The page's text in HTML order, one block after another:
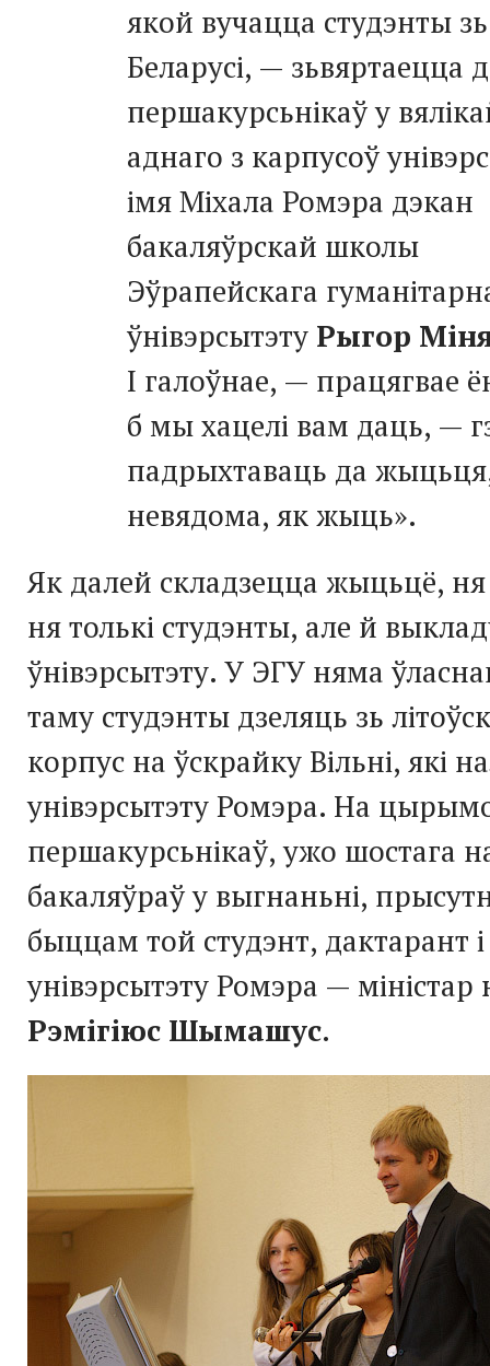
якой вучацца студэнты зь
Беларусі, — зьвяртаецца
першакурсьнікаў у
аднаго з карпусоў
імя Міхала Ромэра дэкан
бакаляўрскай школы
Эўрапейскага
ўнівэрсытэту Рыгор
І галоўнае, — працягвае
б мы хацелі вам даць, —
падрыхтаваць да
невядома, як жыць».
Як далей складзецца жыцьцё,
ня толькі студэнты, але й
ўнівэрсытэту. У ЭГУ няма
таму студэнты дзеляць зь
корпус на ўскрайку Вільні, які
унівэрсытэту Ромэра. На
першакурсьнікаў, ужо шостага
бакаляўраў у выгнаньні,
быццам той студэнт, дактарант
унівэрсытэту Ромэра —
Рэмігіюс Шымашус.